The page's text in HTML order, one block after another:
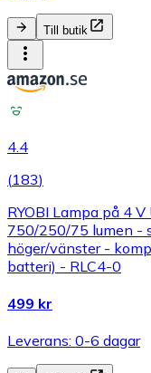
Till butik
4.4
(183)
RYOBI Lampa på 4
750/250/75 lumen -
höger/vänster -
batteri) - RLC4-0
499 kr
Leverans: 0-6 dagar